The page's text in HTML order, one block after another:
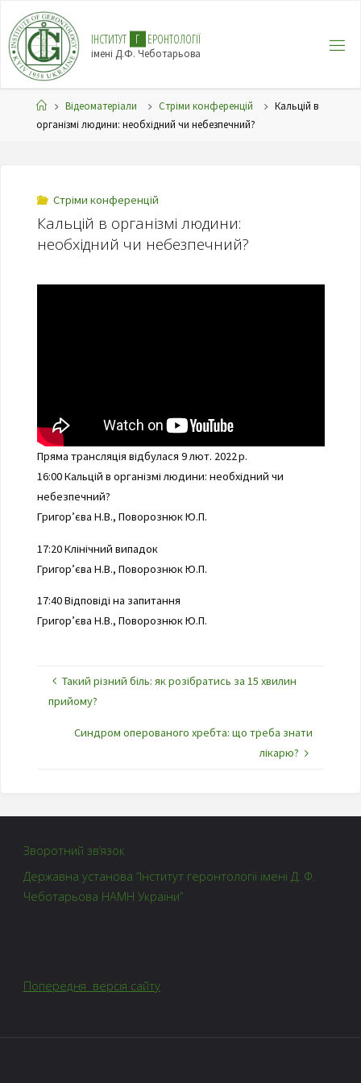
ІНСТИТУТ Г ЕРОНТОЛОГІЇ
імені Д.Ф. Чеботарьова
Відеоматеріали Стріми конференцій
Кальцій в
організмі людини: необхідний чи небезпечний?
Стріми конференцій
Кальцій в організмі людини:
необхідний чи небезпечний?
Пряма трансляція відбулася 9 лют. 2022 р.
16:00 Кальцій в організмі людини: необхідний чи
небезпечний?
Григор’єва Н.В., Поворознюк Ю.П.
17:20 Клінічний випадок
Григор’єва Н.В., Поворознюк Ю.П.
17:40 Відповіді на запитання
Григор’єва Н.В., Поворознюк Ю.П.
Такий різний біль: як розібратись за 15 хвилин
прийому?
Синдром оперованого хребта: що треба знати
лікарю?
Зворотний зв’язок
Державна установа “Інститут геронтології імені Д. Ф.
Чеботарьова НАМН України”
Попередня версія сайту